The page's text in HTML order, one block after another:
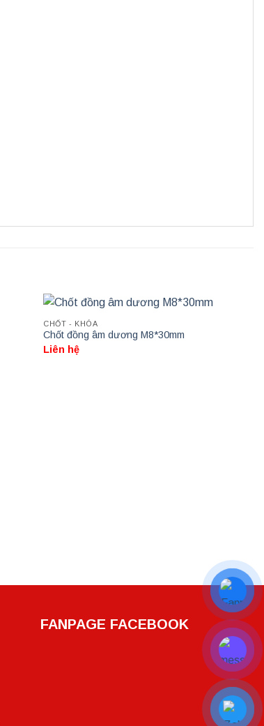
CHỐT - KHÓA
Chốt đồng âm dương M8*30mm
Liên hệ
FANPAGE FACEBOOK